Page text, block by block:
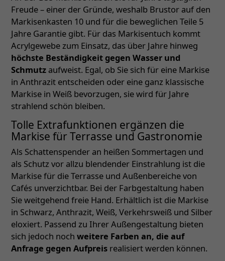
Freude – einer der Gründe, weshalb Brustor auf den
Markisenkasten 10 und für die beweglichen Teile 5
Jahre Garantie gibt. Für das Markisentuch kommt
Acrylgewebe zum Einsatz, das über Jahre hinweg
höchste Beständigkeit gegen Wasser und
Schmutz aufweist. Egal, ob Sie sich für eine Markise
in Anthrazit entscheiden oder eine ganz klassische
Markise in Weiß bevorzugen, sie wird für Jahre
strahlend schön bleiben.
Tolle Extrafunktionen ergänzen die
Markise für Terrasse und Gastronomie
Als Schattenspender an heißen Sommertagen und
als Schutz vor allzu blendender Einstrahlung ist die
Markise für die Terrasse und Außenbereiche von
Cafés unverzichtbar. Bei der Farbgestaltung haben
Sie weitgehend freie Hand. Erhältlich ist die Markise
in Schwarz, Anthrazit, Weiß, Verkehrsweiß und Silber
eloxiert. Passend zu Ihrer Außengestaltung bieten
sich jedoch noch weitere Farben an, die auf
Anfrage gegen Aufpreis realisiert werden können.